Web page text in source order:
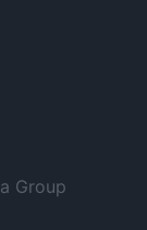
Group